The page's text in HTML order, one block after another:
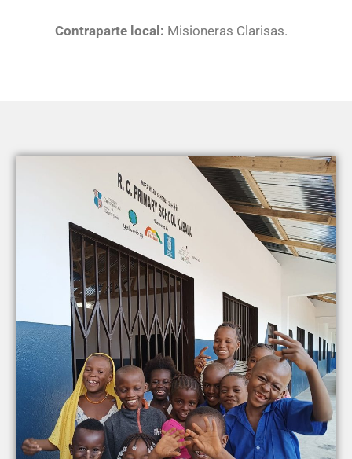
Contraparte local: Misioneras Clarisas.